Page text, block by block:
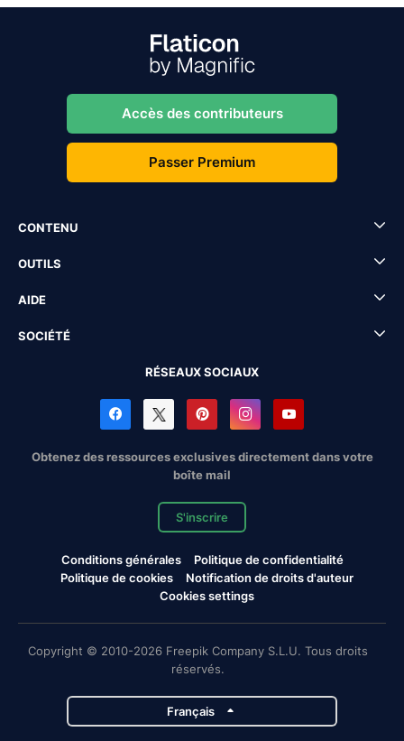
Accès des contributeurs
Passer Premium
CONTENU
OUTILS
AIDE
SOCIÉTÉ
RÉSEAUX SOCIAUX
Obtenez des ressources exclusives directement dans votre
boîte mail
S'inscrire
Conditions générales
Politique de confidentialité
Politique de cookies
Notification de droits d'auteur
Cookies settings
Copyright © 2010-2026 Freepik Company S.L.U. Tous droits
réservés.
Français